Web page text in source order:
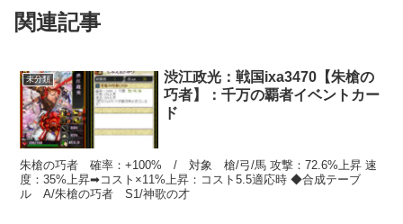
関連記事
未分類
渋江政光：戦国ixa3470【朱槍の
巧者】：千万の覇者イベントカー
ド
朱槍の巧者 確率：+100% / 対象 槍/弓/馬 攻撃：72.6%上昇 速
度：35%上昇➡コスト×11%上昇：コスト5.5適応時 ◆合成テーブ
ル A/朱槍の巧者 S1/神歌の才